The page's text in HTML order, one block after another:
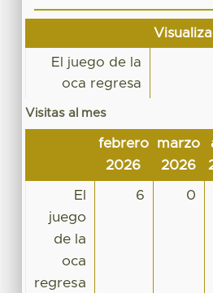
El juego de la
oca regresa
Visitas al mes
febrero
2026
marzo
2026
El
juego
de la
oca
regresa
6 0